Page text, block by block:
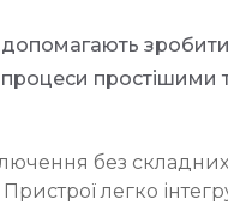
допомагають зробити
простішими
без складних
легко